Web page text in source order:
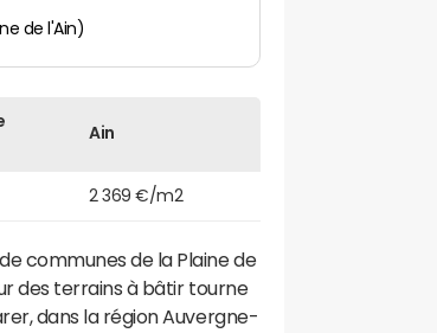
de l'Ain)
Ain
2 369 €/m2
communes de la Plaine de
des terrains à bâtir tourne
dans la région Auvergne-